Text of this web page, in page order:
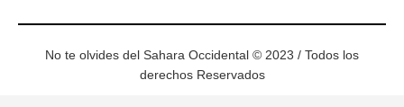
No te olvides del Sahara Occidental © 2023 / Todos los
derechos Reservados